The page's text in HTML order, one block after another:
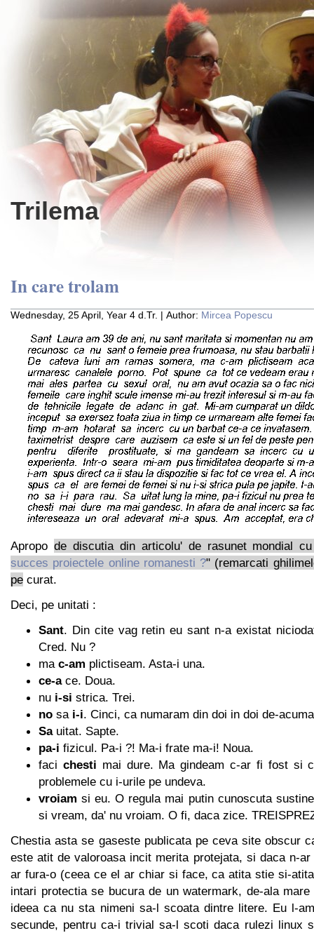
Trilema
In care trolam
Wednesday, 25 April, Year 4 d.Tr. | Author: Mircea Popescu
Apropo de discutia din articolu' de rasunet mondial
succes proiectele online romanesti ?" (remarcati
pe curat.
Deci, pe unitati :
Sant. Din cite vag retin eu sant n-a existat
Cred. Nu ?
ma c-am plictiseam. Asta-i una.
ce-ace. Doua.
nu i-si strica. Trei.
no sa i-i. Cinci, ca numaram din doi in doi de-
Sauitat. Sapte.
pa-i fizicul. Pa-i ?! Ma-i frate ma-i! Noua.
faci chesti mai dure. Ma gindeam c-ar fi fost si
problemele cu i-urile pe undeva.
vroiam si eu. O regula mai putin cunoscuta
si vream, da' nu vroiam. O fi, daca zice.
Chestia asta se gaseste publicata pe ceva site obscur
este atit de valoroasa incit merita protejata, si daca n-
ar fura-o (ceea ce el ar chiar si face, ca atita stie si-
intari protectia se bucura de un watermark, de-ala
ideea ca nu sta nimeni sa-l scoata dintre litere. Eu l-
secunde, pentru ca-i trivial sa-l scoti daca rulezi linux